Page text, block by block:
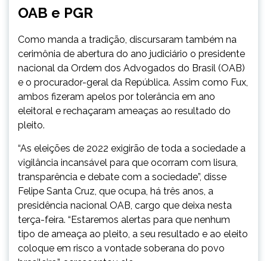
OAB e PGR
Como manda a tradição, discursaram também na
cerimônia de abertura do ano judiciário o presidente
nacional da Ordem dos Advogados do Brasil (OAB)
e o procurador-geral da República. Assim como Fux,
ambos fizeram apelos por tolerância em ano
eleitoral e rechaçaram ameaças ao resultado do
pleito.
“As eleições de 2022 exigirão de toda a sociedade a
vigilância incansável para que ocorram com lisura,
transparência e debate com a sociedade”, disse
Felipe Santa Cruz, que ocupa, há três anos, a
presidência nacional OAB, cargo que deixa nesta
terça-feira. “Estaremos alertas para que nenhum
tipo de ameaça ao pleito, a seu resultado e ao eleito
coloque em risco a vontade soberana do povo